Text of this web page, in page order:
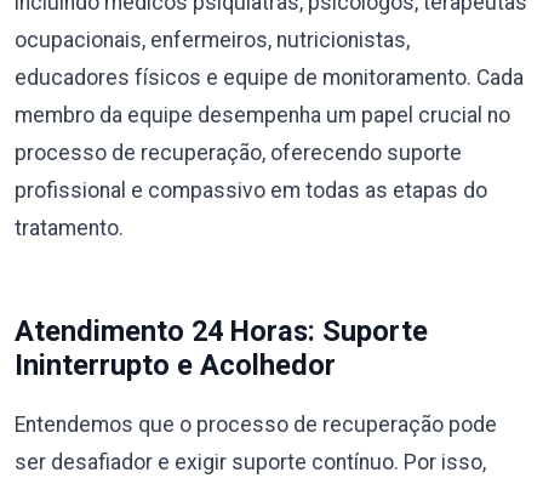
ocupacionais, enfermeiros, nutricionistas,
educadores físicos e equipe de monitoramento. Cada
membro da equipe desempenha um papel crucial no
processo de recuperação, oferecendo suporte
profissional e compassivo em todas as etapas do
tratamento.
Atendimento 24 Horas: Suporte
Ininterrupto e Acolhedor
Entendemos que o processo de recuperação pode
ser desafiador e exigir suporte contínuo. Por isso,